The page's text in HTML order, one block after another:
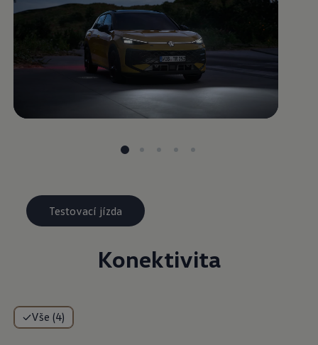
Testovací jízda
Konektivita
Vše (4)